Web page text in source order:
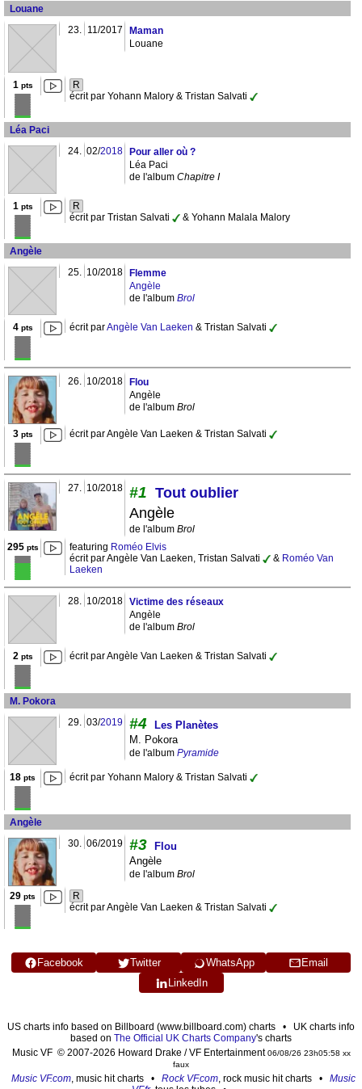
Louane
23. 11/2017
Maman
Louane
1 pts
R
écrit par Yohann Malory & Tristan Salvati
Léa Paci
24. 02/2018
Pour aller où ?
Léa Paci
de l'album Chapitre I
1 pts
R
écrit par Tristan Salvati
& Yohann Malala Malory
Angèle
25. 10/2018
Flemme
Angèle
de l'album Brol
4pts écrit parAngèle Van Laeken & Tristan Salvati
26. 10/2018
Flou
Angèle
de l'album Brol
3pts écrit par Angèle Van Laeken & Tristan Salvati
27. 10/2018 #1 Tout oublier
Angèle
de l'album Brol
295pts featuring Roméo Elvis
écrit par Angèle Van Laeken, Tristan Salvati
& Roméo Van
Laeken
28. 10/2018 Victime des réseaux
Angèle
de l'album Brol
2 pts écrit par Angèle Van Laeken & Tristan Salvati
M. Pokora
29. 03/2019 #4
Les Planètes
M. Pokora
de l'album Pyramide
18 pts écrit par Yohann Malory & Tristan Salvati
Angèle
30. 06/2019 #3
Flou
Angèle
de l'album Brol
29 pts
R
écrit par Angèle Van Laeken & Tristan Salvati
Facebook Twitter WhatsApp
Email
LinkedIn
US charts info based on Billboard (www.billboard.com) charts • UK charts info
based on The Official UK Charts Company's charts
Music VF © 2007-2026 Howard Drake / VF Entertainment06/08/26 23h05:58 xx
faux
Music VF.com, music hit charts • Rock VF.com, rock music hit charts • Music